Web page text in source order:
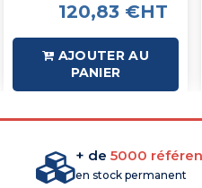
120,83 €HT
AJOUTER AU
PANIER
+ de 5000
en stock permanent